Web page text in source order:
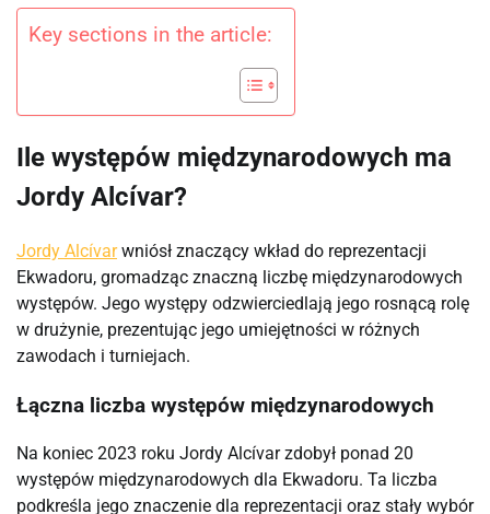
Key sections in the article:
Ile występów międzynarodowych ma
Jordy Alcívar?
Jordy Alcívarwniósł znaczący wkład do reprezentacji
Ekwadoru, gromadząc znaczną liczbę międzynarodowych
występów. Jego występy odzwierciedlają jego rosnącą rolę
w drużynie, prezentując jego umiejętności w różnych
zawodach i turniejach.
Łączna liczba występów międzynarodowych
Na koniec 2023 roku Jordy Alcívar zdobył ponad 20
występów międzynarodowych dla Ekwadoru. Ta liczba
podkreśla jego znaczenie dla reprezentacji oraz stały wybór